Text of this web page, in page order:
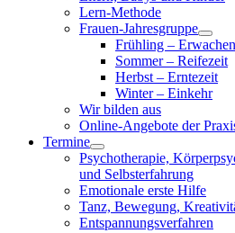
Lern-Methode
Frauen-Jahresgruppe
Frühling – Erwachen
Sommer – Reifezeit
Herbst – Erntezeit
Winter – Einkehr
Wir bilden aus
Online-Angebote der
Termine
Psychotherapie,
und Selbsterfahrung
Emotionale erste Hilfe
Tanz, Bewegung,
Entspannungsverfahren